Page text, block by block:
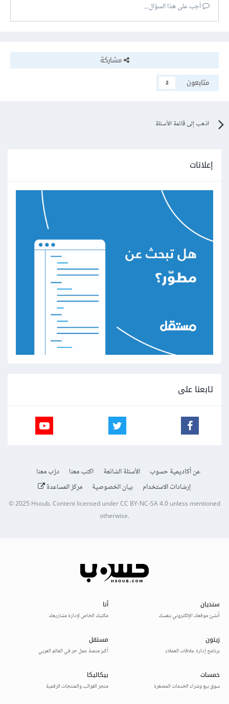
أجب على هذا السؤال...
مشاركة
متابعون
2
اذهب إلى قائمة الأسئلة
إعلانات
تابعنا على
عن أكاديمية حسوب الأسئلة الشائعة اكتب معنا
درّب معنا
إرشادات الاستخدام
بيان الخصوصية مركز المساعدة
© 2025Hsoub.Content licensed underCC BY-NC-SA 4.0unless mentioned
otherwise.